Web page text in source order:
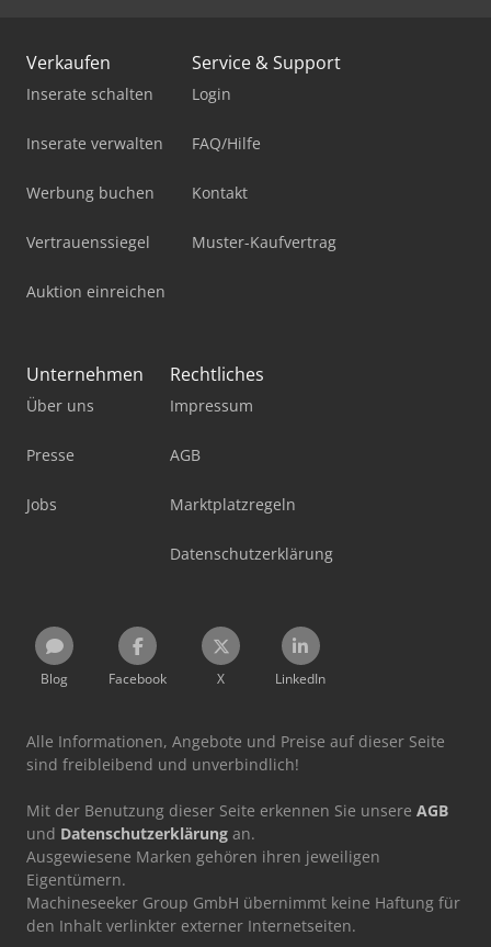
Verkaufen
Inserate schalten
Inserate verwalten
Werbung buchen
Vertrauenssiegel
Auktion einreichen
Service & Support
Login
FAQ/Hilfe
Kontakt
Muster-Kaufvertrag
Unternehmen
Über uns
Presse
Jobs
Rechtliches
Impressum
AGB
Marktplatzregeln
Datenschutzerklärung
Blog Facebook X LinkedIn
Alle Informationen, Angebote und Preise auf dieser Seite
sind freibleibend und unverbindlich!
Mit der Benutzung dieser Seite erkennen Sie unsere AGB
und Datenschutzerklärung an.
Ausgewiesene Marken gehören ihren jeweiligen
Eigentümern.
Machineseeker Group GmbH übernimmt keine Haftung für
den Inhalt verlinkter externer Internetseiten.